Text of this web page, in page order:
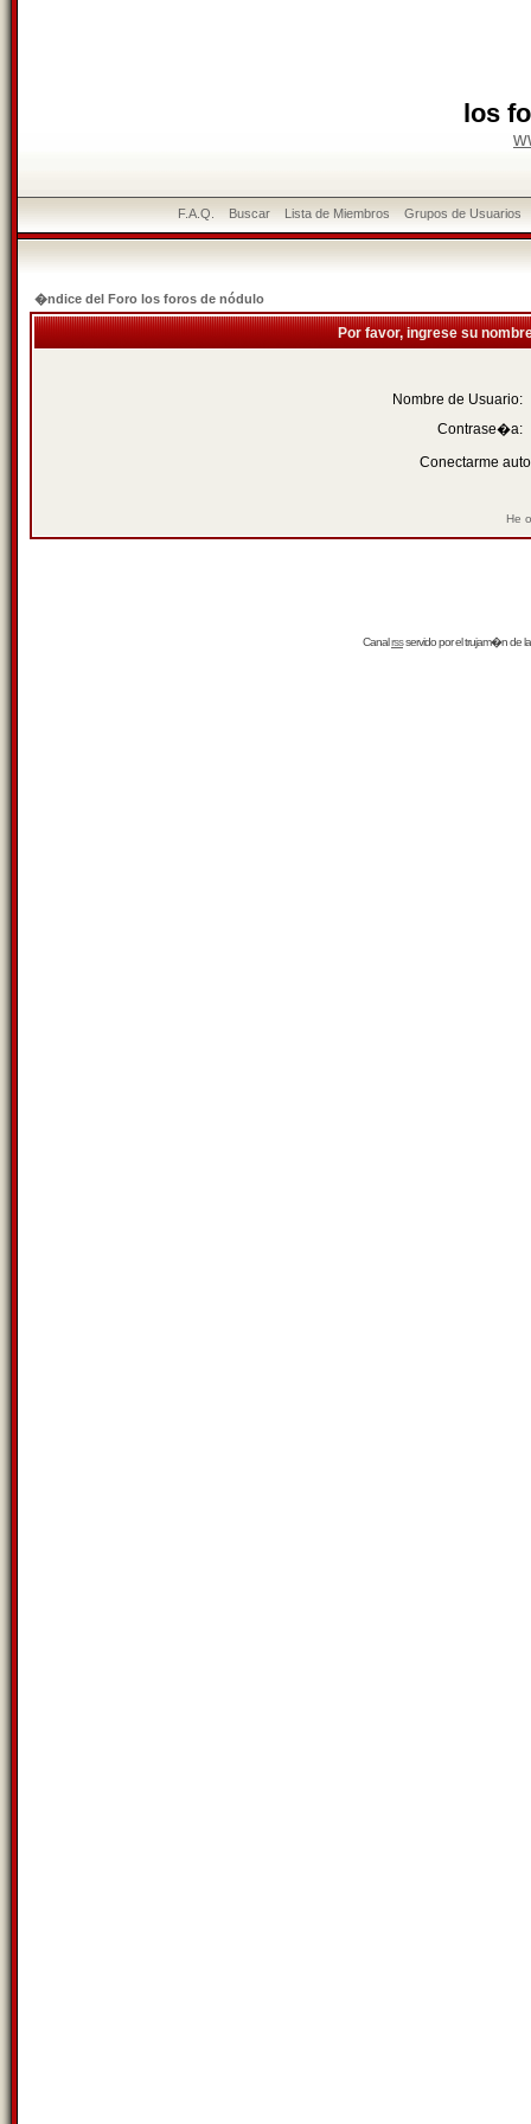
los
F.A.Q. Buscar Lista de Miembros Grupos de Usuarios
�ndice del Foro los foros de nódulo
Por favor, ingrese su
Nombre de Usuario:
Contrase�a:
Conectarme
He
Canalrssservido por eltrujam�nde